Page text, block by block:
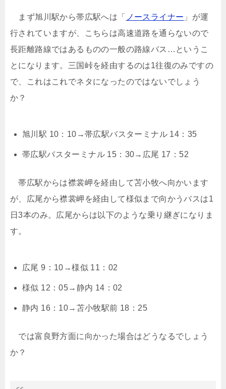
まず旭川駅から帯広駅へは「 ノースライナー 」が運
行されていますが、こちらは高速道路を通らないので
長距離路線ではあるものの一般の路線バス…というこ
とになります。三国峠を経由するのは1往復のみですの
で、これはこれでネタになったのではないでしょう
か？
旭川駅 10：10→帯広駅バスターミナル 14：35
帯広駅バスターミナル 15：30→広尾 17：52
帯広駅からは襟裳岬を経由して苫小牧へ向かいます
が、広尾から襟裳岬を経由して様似まで向かうバスは1
日3本のみ。広尾からは以下のような乗り継ぎになりま
す。
広尾 9：10→様似 11：02
様似 12：05→静内 14：02
静内 16：10→苫小牧駅前 18：25
では富良野方面に向かった場合はどうなるでしょう
か？